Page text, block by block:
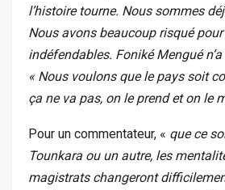
l’histoire tourne. Nous sommes
Nous avons beaucoup risqué
indéfendables. Foniké Mengué
« Nous voulons que le pays soit
ça ne va pas, on le prend et on le
Pour un commentateur, « que ce
Tounkara ou un autre, les
magistrats changeront